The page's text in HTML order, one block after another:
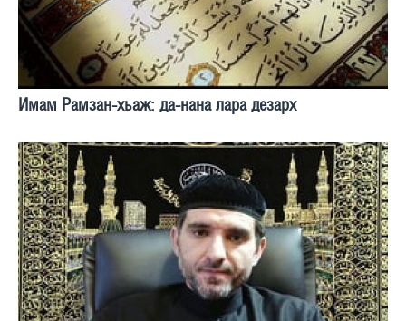
Имам Рамзан-хьаж: да-нана лара дезарх